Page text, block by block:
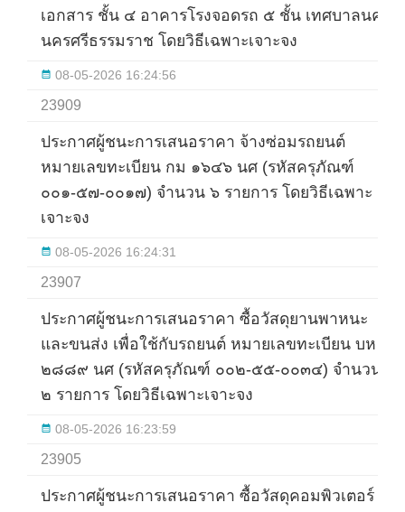
เอกสาร ชั้น ๔ อาคารโรงจอดรถ ๕ ชั้น เทศบาลนคร
นครศรีธรรมราช โดยวิธีเฉพาะเจาะจง
08-05-2026 16:24:56
23909
ประกาศผู้ชนะการเสนอราคา จ้างซ่อมรถยนต์
หมายเลขทะเบียน กม ๑๖๔๖ นศ (รหัสครุภัณฑ์
๐๐๑-๕๗-๐๐๑๗) จำนวน ๖ รายการ โดยวิธีเฉพาะ
เจาะจง
08-05-2026 16:24:31
23907
ประกาศผู้ชนะการเสนอราคา ซื้อวัสดุยานพาหนะ
และขนส่ง เพื่อใช้กับรถยนต์ หมายเลขทะเบียน บห
๒๘๘๙ นศ (รหัสครุภัณฑ์ ๐๐๒-๕๕-๐๐๓๔) จำนวน
๒ รายการ โดยวิธีเฉพาะเจาะจง
08-05-2026 16:23:59
23905
ประกาศผู้ชนะการเสนอราคา ซื้อวัสดุคอมพิวเตอร์